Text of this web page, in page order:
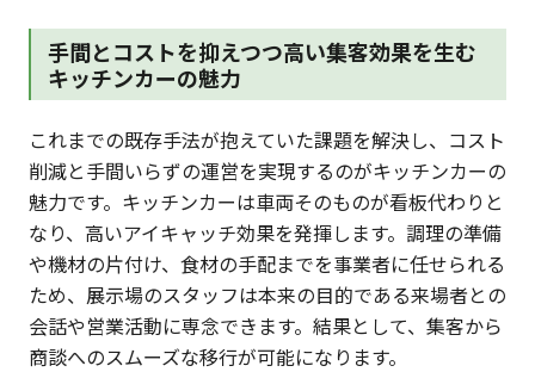
手間とコストを抑えつつ高い集客効果を生む
キッチンカーの魅力
これまでの既存手法が抱えていた課題を解決し、コスト
削減と手間いらずの運営を実現するのがキッチンカーの
魅力です。キッチンカーは車両そのものが看板代わりと
なり、高いアイキャッチ効果を発揮します。調理の準備
や機材の片付け、食材の手配までを事業者に任せられる
ため、展示場のスタッフは本来の目的である来場者との
会話や営業活動に専念できます。結果として、集客から
商談へのスムーズな移行が可能になります。